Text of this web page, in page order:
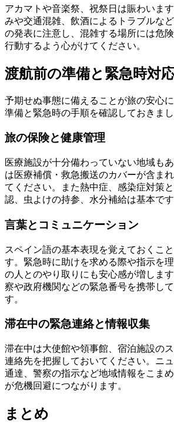
アカマトや音楽祭、祝祭日は賑わいま
みや交通混雑、飲酒によるトラブルな
の発表に注意し、混雑する場所には危
行動するよう心がけてください。
渡航前の準備と緊急時対
予期せぬ事態に備えることが旅の安心
準備と緊急時の手順を確認しておきまし
旅の保険と健康管理
医療施設が十分備わっていない地域も
は医療補償・救急搬送のカバーが含ま
てください。また熱中症、感染症対策
認、虫よけの持参、水分補給は基本です
言葉とコミュニケーション
スペイン語の基本表現を覚えておくこ
す。緊急時に助けを求める際や指示を
の人とのやり取りにも安心感が増しま
察や政府機関などの緊急番号を携帯し
す。
滞在中の緊急連絡と情報収集
滞在中は大使館や領事館、宿泊施設の
連絡先を把握しておいてください。ニ
通達、警察の指示など地域情報をこま
が危機回避につながります。
まとめ